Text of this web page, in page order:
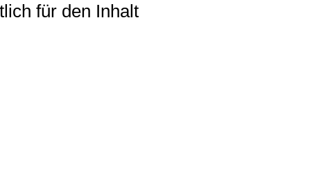
für den Inhalt